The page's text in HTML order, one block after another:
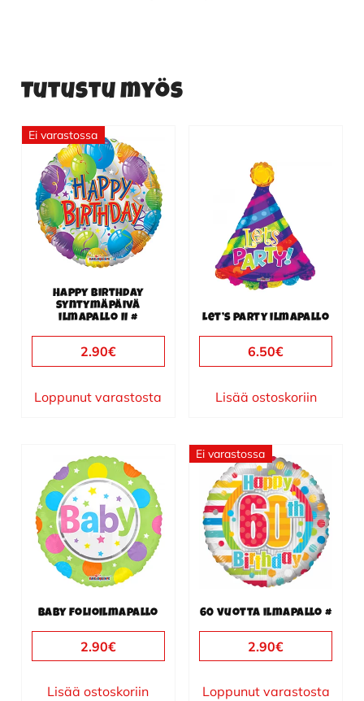
Tutustu myös
Ei varastossa
Happy Birthday
syntymäpäivä
ilmapallo II #
2.90€
Loppunut varastosta
Let’s party ilmapallo
6.50€
Lisää ostoskoriin
Baby folioilmapallo
2.90€
Lisää ostoskoriin
Ei varastossa
60 vuotta ilmapallo #
2.90€
Loppunut varastosta